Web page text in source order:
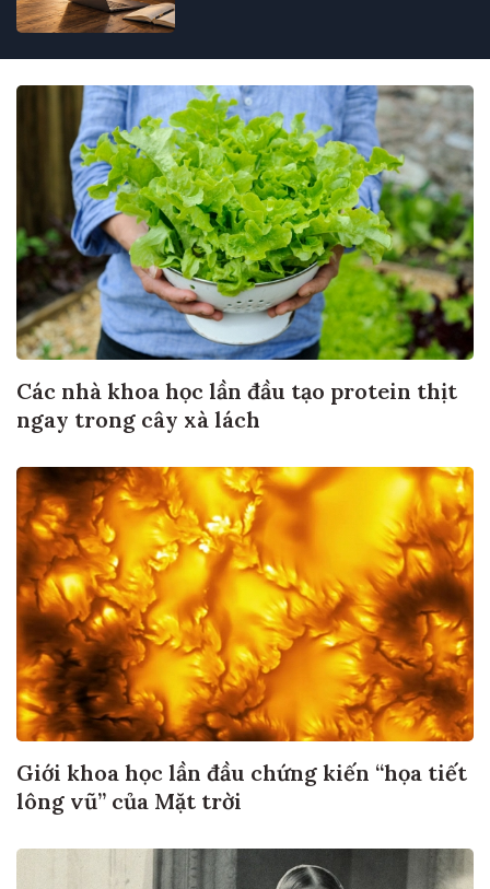
Các nhà khoa học lần đầu tạo protein thịt
ngay trong cây xà lách
Giới khoa học lần đầu chứng kiến “họa tiết
lông vũ” của Mặt trời